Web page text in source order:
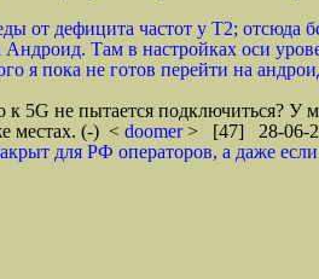
от дефицита частот у Т2; отсюда
Андроид. Там в настройках оси
я пока не готов перейти на
к 5G не пытается подключиться? У
местах. (-) < doomer> [47] 28-06-
для РФ операторов, а даже